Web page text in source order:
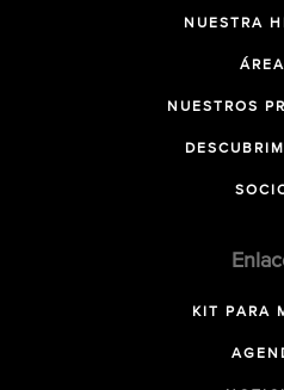
NUESTRA
NUESTROS
KIT PARA